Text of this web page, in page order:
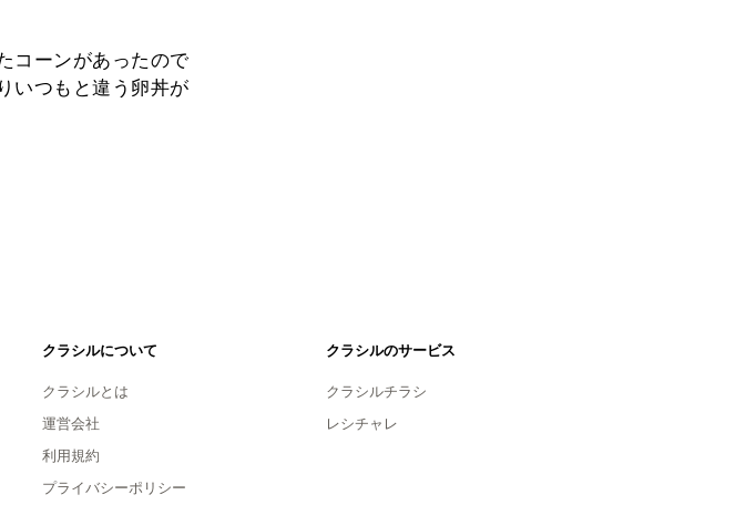
コーンがあったので
いつもと違う卵丼が
クラシルについて
クラシルとは
運営会社
利用規約
プライバシーポリシー
クラシルのサービス
クラシルチラシ
レシチャレ